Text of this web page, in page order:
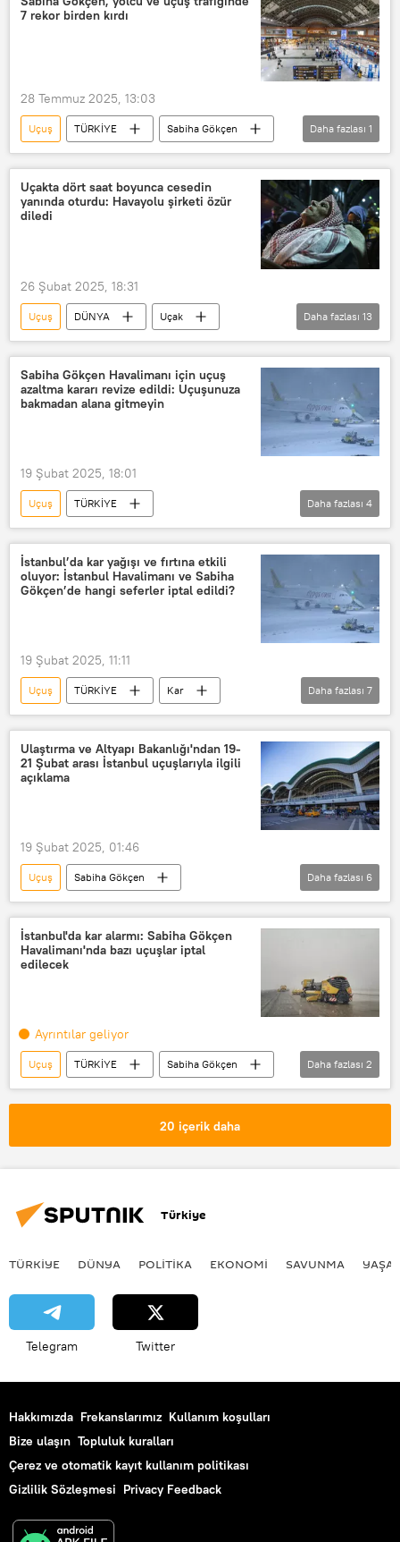
7 rekor birden kırdı
28 Temmuz 2025, 13:03
Uçuş TÜRKİYE
Sabiha Gökçen
Yolcu
Daha fazlası 1
Uçakta dört saat boyunca cesedin
yanında oturdu: Havayolu şirketi özür
diledi
26 Şubat 2025, 18:31
Uçuş DÜNYA
Uçak
Uçak seferi
uçak bileti
Uçak seferleri
ölü bulundu
ölü sayısı
uçuş izni
tarifeli uçuş
Uçuş görevlisi
Daha fazlası 13
Sabiha Gökçen Havalimanı için uçuş
azaltma kararı revize edildi: Uçuşunuza
bakmadan alana gitmeyin
19 Şubat 2025, 18:01
Uçuş
TÜRKİYE
Sabiha Gökçen Havalimanı
Kar
Kar yağışı
Kar fırtınası
Daha fazlası 4
İstanbul’da kar yağışı ve fırtına etkili
oluyor: İstanbul Havalimanı ve Sabiha
Gökçen’de hangi seferler iptal edildi?
19 Şubat 2025, 11:11
Uçuş TÜRKİYE
Kar
Türk Hava Yolları (THY)
THY
Pegasus
Kar yağışı
Kar fırtınası
Havalimanı
Daha fazlası 7
Ulaştırma ve Altyapı Bakanlığı'ndan 19-
21 Şubat arası İstanbul uçuşlarıyla ilgili
açıklama
19 Şubat 2025, 01:46
Uçuş
Sabiha Gökçen
Sabiha Gökçen Havalimanı
TÜRKİYE
İstanbul
Ulaştırma ve Altyapı Bakanlığı
Daha fazlası 6
İstanbul'da kar alarmı: Sabiha Gökçen
Havalimanı'nda bazı uçuşlar iptal
edilecek
Ayrıntılar geliyor
Uçuş TÜRKİYE
Sabiha Gökçen
Kar yağışı
İstanbul kar yağışı
Daha fazlası 2
20 içerik daha
Türkiye
TÜRKIYE DÜNYA POLİTİKA EKONOMİ SAVUNMA
Telegram Twitter
Hakkımızda Frekanslarımız Kullanım koşulları
Bize ulaşın Topluluk kuralları
Çerez ve otomatik kayıt kullanım politikası
Gizlilik Sözleşmesi Privacy Feedback